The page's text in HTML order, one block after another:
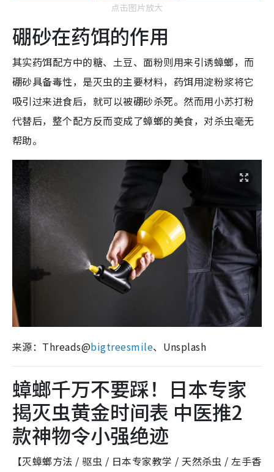
点击图片放大
硼砂在药饵的作用
其实药饵配方中的糖、土豆、面粉则用来引诱蟑螂，而
硼砂具备毒性，是灭虫的主要材料，药饵用淀粉浆将它
吸引过来进食后，就可以被硼砂杀死。然而用小苏打粉
代替后，整个配方反而变成了蟑螂的美食，对杀虫毫无
帮助。
来源：Threads@bigtreesmile、Unsplash
蟑螂千万不要踩！日本专家
揭灭虫黄金时间表 中医推2
款神物令小强绝迹
【灭蟑螂方法 / 驱虫 / 日本专家教学 / 天然杀虫 / 左手香